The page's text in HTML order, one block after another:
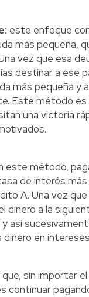
este enfoque
más pequeña,
vez que esa
destinar a ese
más pequeña y
Este método es
una victoria
este método,
de interés más
A. Una vez
dinero a la
así
en
sin importar
continuar